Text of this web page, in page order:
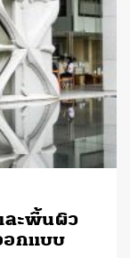
ละพื้นผิว
อกแบบ